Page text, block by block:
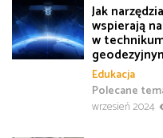
Jak
wspierają
w
Edukacja
Polecane
wrzesień 2024